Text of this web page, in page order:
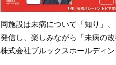
同施設は未病について「知り」
発信し、楽しみながら「未病の
株式会社ブルックスホールディ